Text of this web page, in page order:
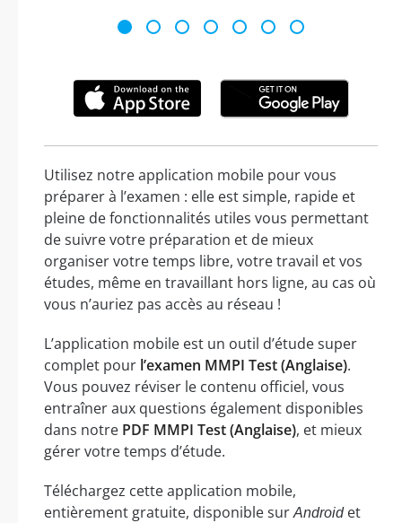
Utilisez notre application mobile pour vous
préparer à l’examen : elle est simple, rapide et
pleine de fonctionnalités utiles vous permettant
de suivre votre préparation et de mieux
organiser votre temps libre, votre travail et vos
études, même en travaillant hors ligne, au cas où
vous n’auriez pas accès au réseau !
L’application mobile est un outil d’étude super
complet pour l’examen MMPI Test (Anglaise).
Vous pouvez réviser le contenu officiel, vous
entraîner aux questions également disponibles
dans notre PDF MMPI Test (Anglaise), et mieux
gérer votre temps d’étude.
Téléchargez cette application mobile,
entièrement gratuite, disponible surAndroidet